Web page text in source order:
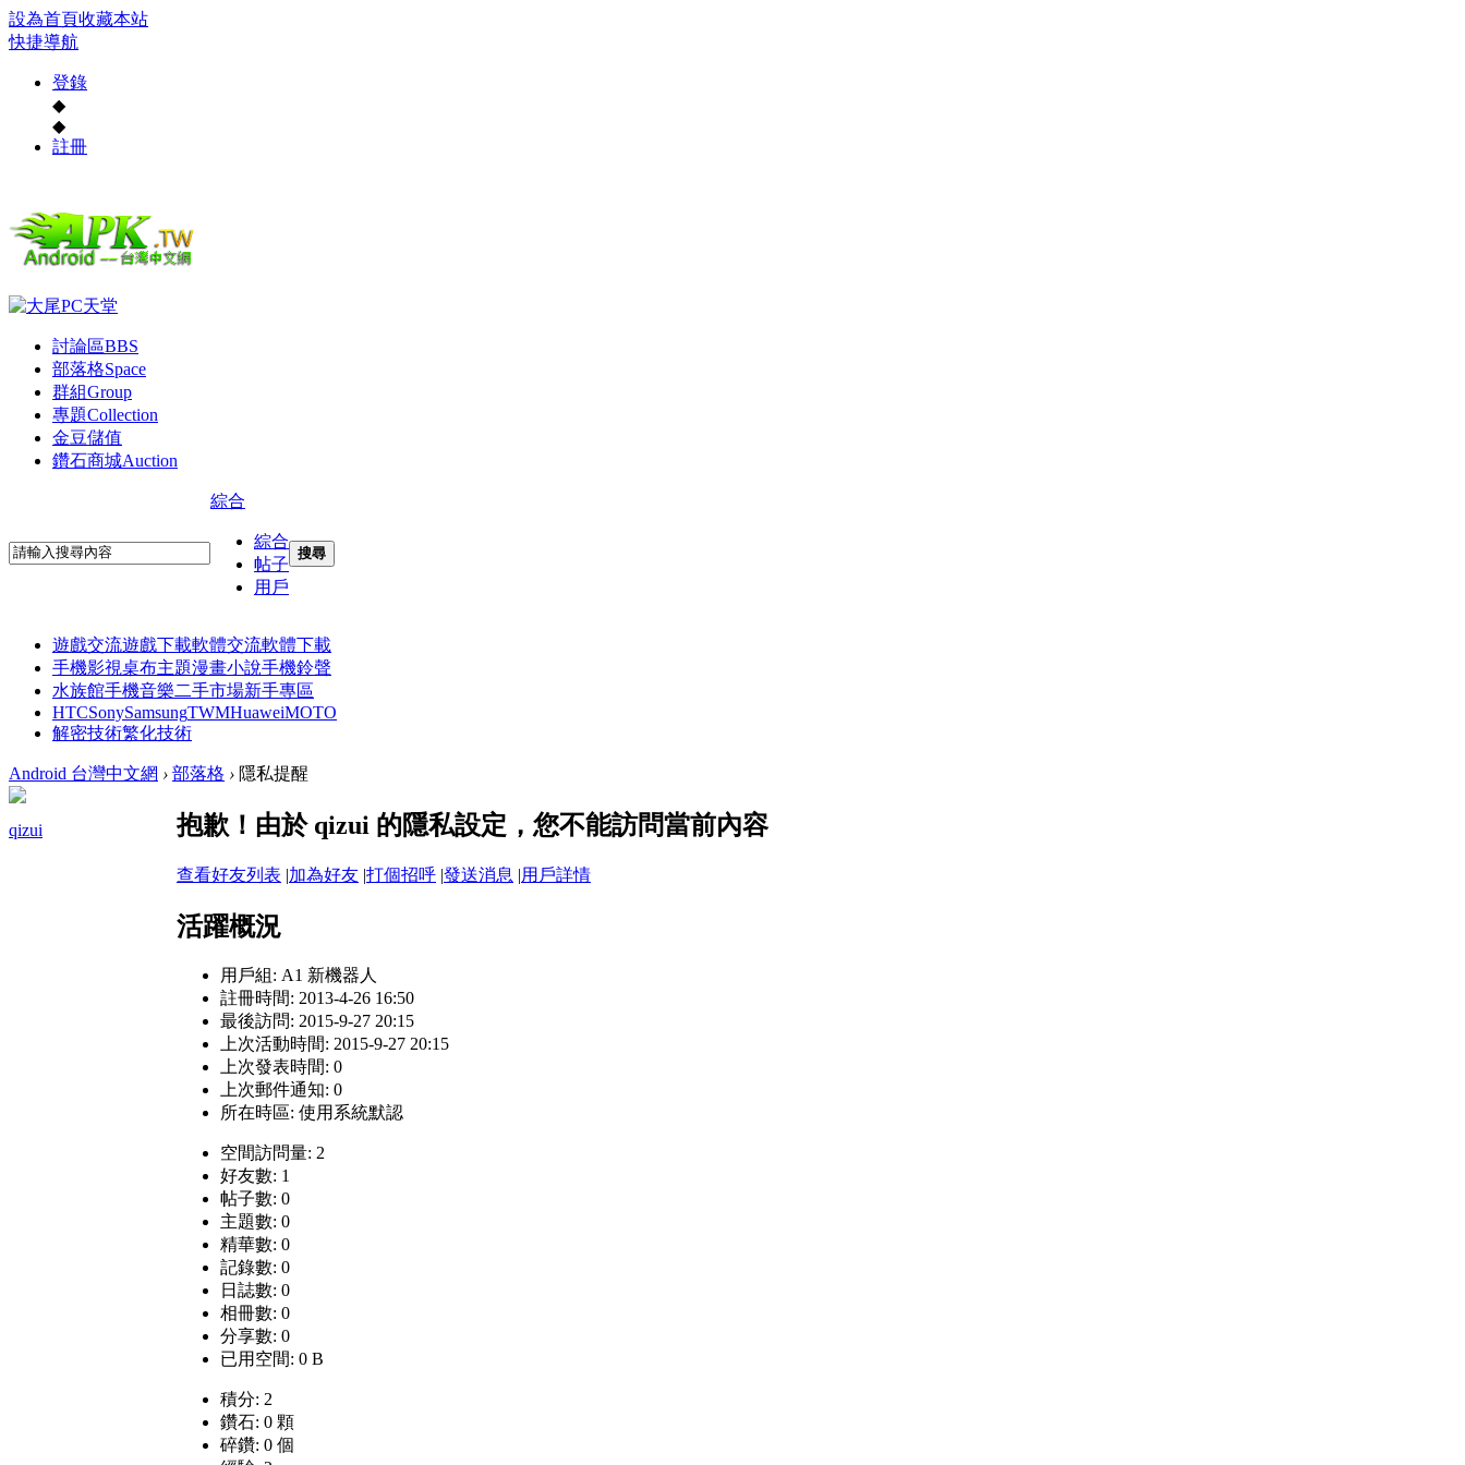
設為首頁收藏本站
快捷導航
登錄
◆
◆
註冊
討論區BBS
部落格Space
群組Group
專題Collection
金豆儲值
鑽石商城Auction
綜合
綜合
帖子
用戶
搜尋
遊戲交流遊戲下載軟體交流軟體下載
手機影視桌布主題漫畫小說手機鈴聲
水族館手機音樂二手市場新手專區
HTCSonySamsungTWMHuaweiMOTO
解密技術繁化技術
Android 台灣中文網 › 部落格 › 隱私提醒
qizui 抱歉！由於 qizui 的隱私設定，您不能訪問當前內容
查看好友列表 |加為好友 |打個招呼 |發送消息 |用戶詳情
活躍概況
用戶組: A1 新機器人
註冊時間: 2013-4-26 16:50
最後訪問: 2015-9-27 20:15
上次活動時間: 2015-9-27 20:15
上次發表時間: 0
上次郵件通知: 0
所在時區: 使用系統默認
空間訪問量: 2
好友數: 1
帖子數: 0
主題數: 0
精華數: 0
記錄數: 0
日誌數: 0
相冊數: 0
分享數: 0
已用空間: 0 B
積分: 2
鑽石: 0 顆
碎鑽: 0 個